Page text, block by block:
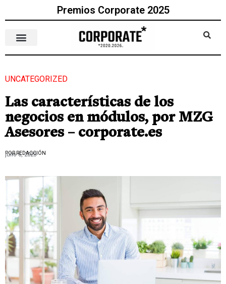
Premios Corporate 2025
UNCATEGORIZED
Las características de los
negocios en módulos, por MZG
Asesores – corporate.es
POR REDACCIÓN
julio 6, 2023